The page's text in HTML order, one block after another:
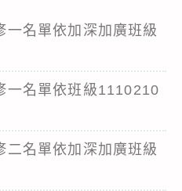
名單依加深加廣班級
一名單依班級1110210
名單依加深加廣班級